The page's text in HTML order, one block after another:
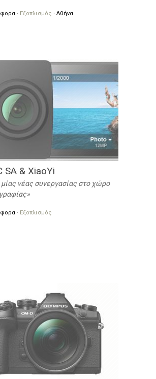
· Εξοπλισμός · Αθήνα
SA & XiaoYi
νέας συνεργασίας στο χώρο
· Εξοπλισμός